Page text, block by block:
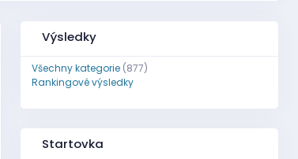
Výsledky
Všechny kategorie (877)
Rankingové výsledky
Startovka